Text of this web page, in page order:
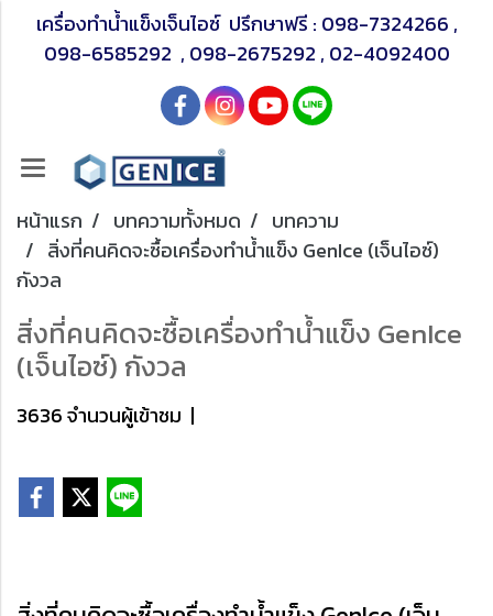
เครื่องทำน้ำแข็งเจ็นไอซ์ ปรึกษาฟรี : 098-7324266 ,
098-6585292 , 098-2675292 , 02-4092400
หน้าแรก บทความทั้งหมด
บทความ
สิ่งที่คนคิดจะซื้อเครื่องทำน้ำแข็ง GenIce (เจ็นไอซ์)
กังวล
สิ่งที่คนคิดจะซื้อเครื่องทำน้ำแข็ง GenIce
(เจ็นไอซ์) กังวล
3636 จำนวนผู้เข้าชม |